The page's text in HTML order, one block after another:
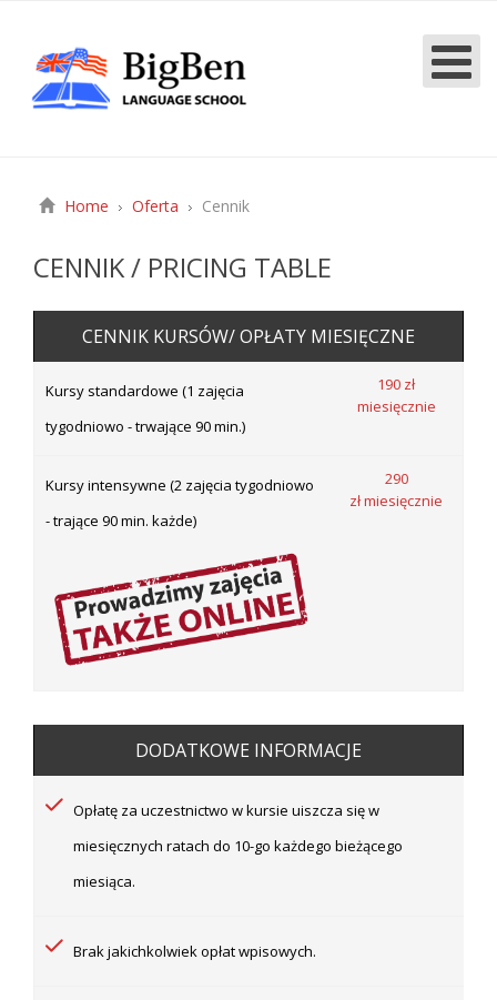
Home Oferta Cennik
CENNIK / PRICING TABLE
CENNIK KURSÓW/ OPŁATY MIESIĘCZNE
Kursy standardowe (1 zajęcia
tygodniowo - trwające 90 min.)
190 zł
miesięcznie
Kursy intensywne (2 zajęcia tygodniowo
- trające 90 min. każde)
290
zł miesięcznie
DODATKOWE INFORMACJE
Opłatę za uczestnictwo w kursie uiszcza się w
miesięcznych ratach do 10-go każdego bieżącego
miesiąca.
Brak jakichkolwiek opłat wpisowych.